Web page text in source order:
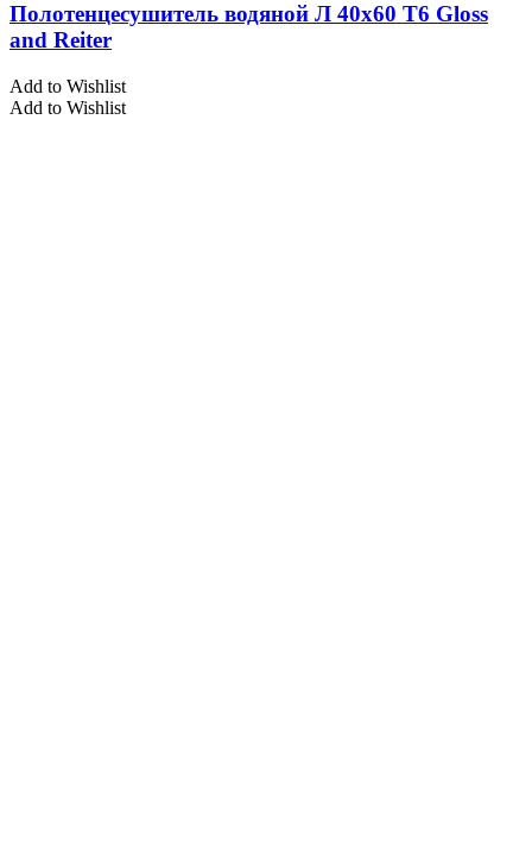
Полотенцесушитель водяной Л 40х60 Т6 Gloss
and Reiter
Add to Wishlist
Add to Wishlist